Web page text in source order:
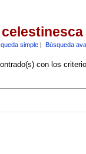
simple| Búsqueda
con los